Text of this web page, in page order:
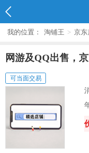
我的位置： 淘铺王 > 京东
网游及QQ出售，
可当面交易